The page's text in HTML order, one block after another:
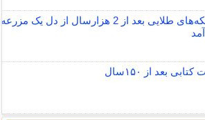
گنج سکه‌های طلایی بعد از 2 هزارسال از دل یک مزرعه
بعد از ۱۵۰سال